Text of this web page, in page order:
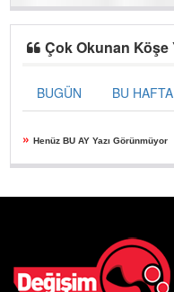
Çok Okunan Köşe
BUGÜN BU HAFTA
» Henüz BU AY Yazı Görünmüyor